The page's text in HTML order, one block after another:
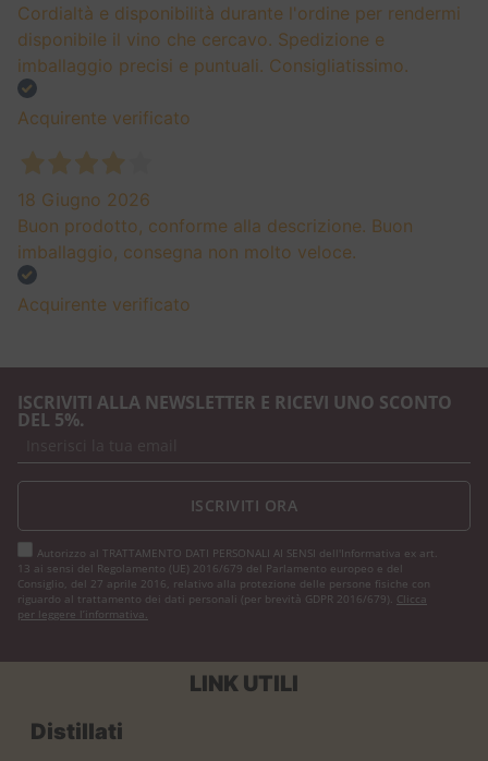
Cordialtà e disponibilità durante l'ordine per rendermi
disponibile il vino che cercavo. Spedizione e
imballaggio precisi e puntuali. Consigliatissimo.
Acquirente verificato
18 Giugno 2026
Buon prodotto, conforme alla descrizione. Buon
imballaggio, consegna non molto veloce.
Acquirente verificato
ISCRIVITI ALLA NEWSLETTER E RICEVI UNO SCONTO
DEL 5%.
Autorizzo al TRATTAMENTO DATI PERSONALI AI SENSI dell'Informativa ex art.
13 ai sensi del Regolamento (UE) 2016/679 del Parlamento europeo e del
Consiglio, del 27 aprile 2016, relativo alla protezione delle persone fisiche con
riguardo al trattamento dei dati personali (per brevità GDPR 2016/679). Clicca
per leggere l’informativa.
ISCRIVITI ORA
LINK UTILI
Distillati